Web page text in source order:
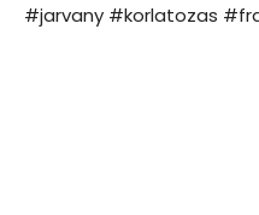
#jarvany #korlatozas